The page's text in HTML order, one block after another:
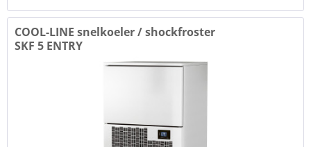
COOL-LINE snelkoeler / shockfroster
SKF 5 ENTRY